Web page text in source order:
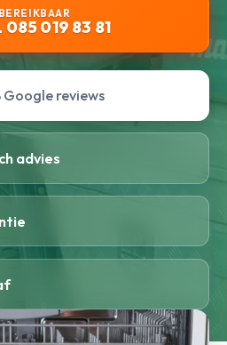
085 019 83 81
Google reviews
advies